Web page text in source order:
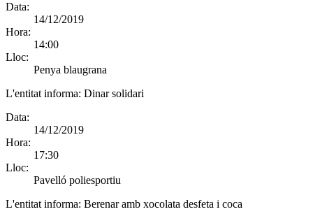
Data:
14/12/2019
Hora:
14:00
Lloc:
Penya blaugrana
L'entitat informa: Dinar solidari
Data:
14/12/2019
Hora:
17:30
Lloc:
Pavelló poliesportiu
L'entitat informa: Berenar amb xocolata desfeta i coca